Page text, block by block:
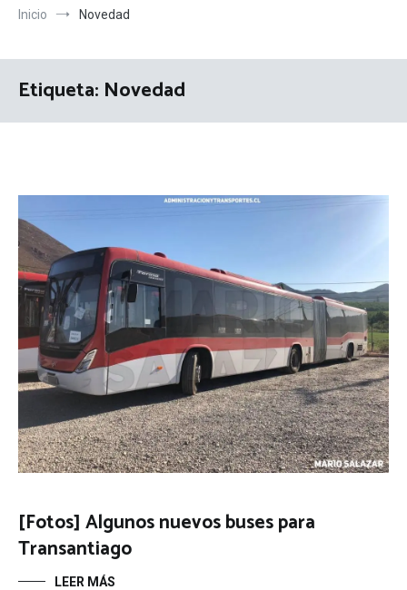
Inicio Novedad
Etiqueta: Novedad
[Fotos] Algunos nuevos buses para
Transantiago
LEER MÁS